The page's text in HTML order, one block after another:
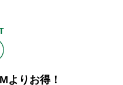
よりお得！